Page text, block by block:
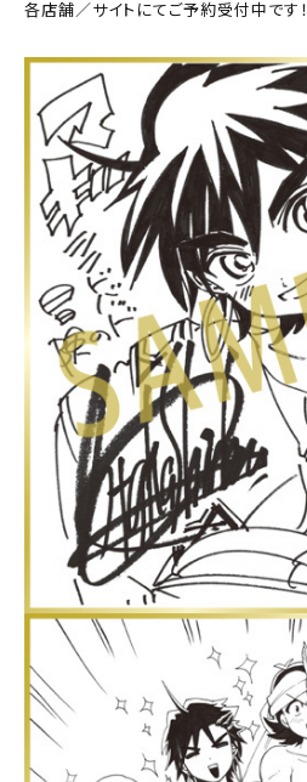
各店舗／サイトにてご予約受付中です！